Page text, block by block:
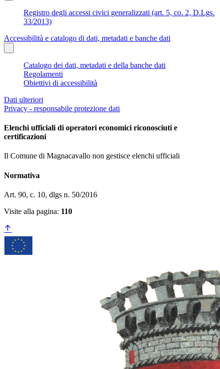
Registro degli accessi civici generalizzati (art. 5, co. 2, D.Lgs.
33/2013)
Accessibilità e catalogo di dati, metadati e banche dati
Catalogo dei dati, metadati e della banche dati
Regolamenti
Obiettivi di accessibilità
Dati ulteriori
Privacy - responsabile protezione dati
Elenchi ufficiali di operatori economici riconosciuti e
certificazioni
Il Comune di Magnacavallo non gestisce elenchi ufficiali
Normativa
Art. 90, c. 10, dlgs n. 50/2016
Visite alla pagina: 110